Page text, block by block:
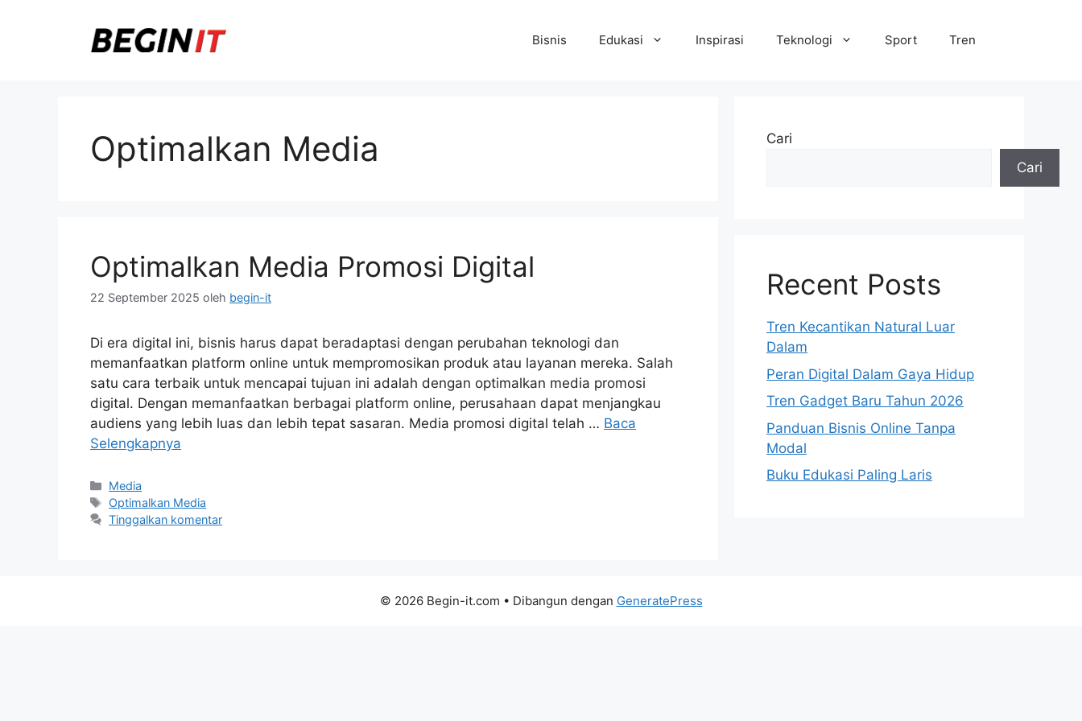
Bisnis Edukasi Inspirasi Teknologi Sport Tren
Optimalkan Media
Optimalkan Media Promosi Digital
22 September 2025 oleh begin-it
Di era digital ini, bisnis harus dapat beradaptasi dengan perubahan teknologi dan
memanfaatkan platform online untuk mempromosikan produk atau layanan mereka. Salah
satu cara terbaik untuk mencapai tujuan ini adalah dengan optimalkan media promosi
digital. Dengan memanfaatkan berbagai platform online, perusahaan dapat menjangkau
audiens yang lebih luas dan lebih tepat sasaran. Media promosi digital telah … Baca
Selengkapnya
Kategori
Media
Tag
Optimalkan Media
Tinggalkan komentar
Cari
Cari
Recent Posts
Tren Kecantikan Natural Luar
Dalam
Peran Digital Dalam Gaya Hidup
Tren Gadget Baru Tahun 2026
Panduan Bisnis Online Tanpa
Modal
Buku Edukasi Paling Laris
© 2026 Begin-it.com • Dibangun dengan GeneratePress